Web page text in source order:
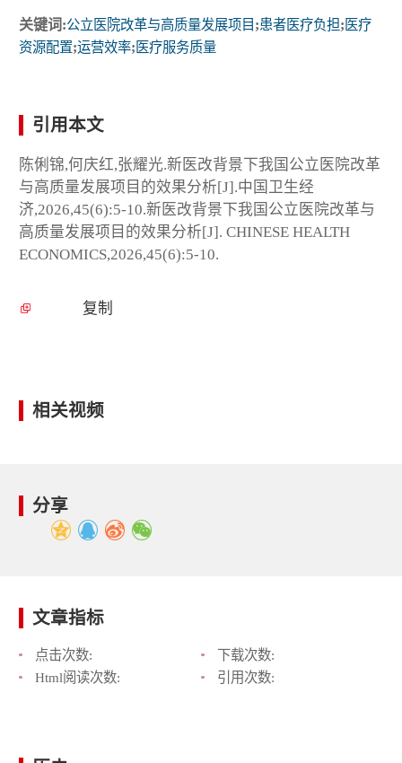
关键词:公立医院改革与高质量发展项目 ;患者医疗负担; 医疗
资源配置;运营效率; 医疗服务质量
引用本文
陈俐锦,何庆红,张耀光.新医改背景下我国公立医院改革
与高质量发展项目的效果分析[J].中国卫生经
济,2026,45(6):5-10.新医改背景下我国公立医院改革与
高质量发展项目的效果分析[J]. CHINESE HEALTH
ECONOMICS,2026,45(6):5-10.
复制
相关视频
分享
文章指标
点击次数:
下载次数:
Html阅读次数:
引用次数: